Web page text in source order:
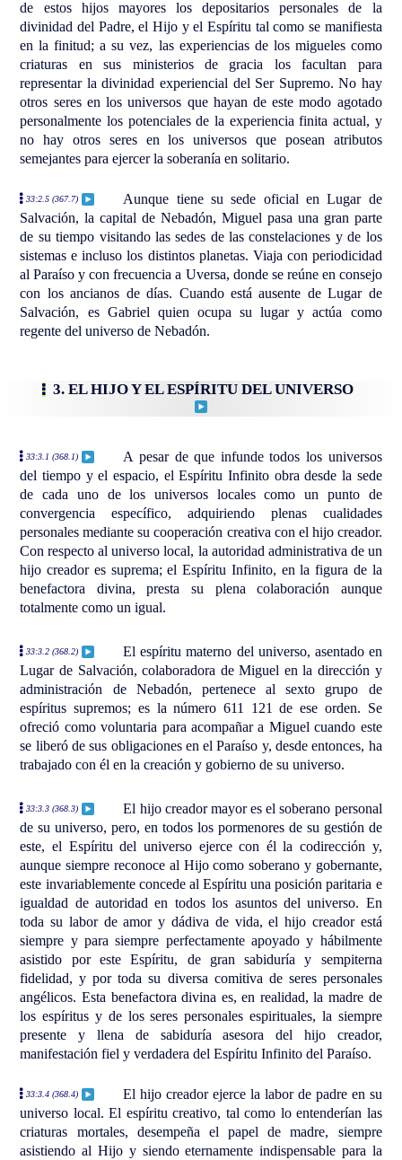
de estos hijos mayores los depositarios personales de la
divinidad del Padre, el Hijo y el Espíritu tal como se manifiesta
en la finitud; a su vez, las experiencias de los migueles como
criaturas en sus ministerios de gracia los facultan para
representar la divinidad experiencial del Ser Supremo. No hay
otros seres en los universos que hayan de este modo agotado
personalmente los potenciales de la experiencia finita actual, y
no hay otros seres en los universos que posean atributos
semejantes para ejercer la soberanía en solitario.
33:2.5 (367.7)
Aunque tiene su sede oficial en Lugar de
Salvación, la capital de Nebadón, Miguel pasa una gran parte
de su tiempo visitando las sedes de las constelaciones y de los
sistemas e incluso los distintos planetas. Viaja con periodicidad
al Paraíso y con frecuencia a Uversa, donde se reúne en consejo
con los ancianos de días. Cuando está ausente de Lugar de
Salvación, es Gabriel quien ocupa su lugar y actúa como
regente del universo de Nebadón.
3. EL HIJO Y EL ESPÍRITU DEL UNIVERSO
33:3.1 (368.1)
A pesar de que infunde todos los universos
del tiempo y el espacio, el Espíritu Infinito obra desde la sede
de cada uno de los universos locales como un punto de
convergencia específico, adquiriendo plenas cualidades
personales mediante su cooperación creativa con el hijo creador.
Con respecto al universo local, la autoridad administrativa de un
hijo creador es suprema; el Espíritu Infinito, en la figura de la
benefactora divina, presta su plena colaboración aunque
totalmente como un igual.
33:3.2 (368.2)
El espíritu materno del universo, asentado en
Lugar de Salvación, colaboradora de Miguel en la dirección y
administración de Nebadón, pertenece al sexto grupo de
espíritus supremos; es la número 611 121 de ese orden. Se
ofreció como voluntaria para acompañar a Miguel cuando este
se liberó de sus obligaciones en el Paraíso y, desde entonces, ha
trabajado con él en la creación y gobierno de su universo.
33:3.3 (368.3)
El hijo creador mayor es el soberano personal
de su universo, pero, en todos los pormenores de su gestión de
este, el Espíritu del universo ejerce con él la codirección y,
aunque siempre reconoce al Hijo como soberano y gobernante,
este invariablemente concede al Espíritu una posición paritaria e
igualdad de autoridad en todos los asuntos del universo. En
toda su labor de amor y dádiva de vida, el hijo creador está
siempre y para siempre perfectamente apoyado y hábilmente
asistido por este Espíritu, de gran sabiduría y sempiterna
fidelidad, y por toda su diversa comitiva de seres personales
angélicos. Esta benefactora divina es, en realidad, la madre de
los espíritus y de los seres personales espirituales, la siempre
presente y llena de sabiduría asesora del hijo creador,
manifestación fiel y verdadera del Espíritu Infinito del Paraíso.
33:3.4 (368.4)
El hijo creador ejerce la labor de padre en su
universo local. El espíritu creativo, tal como lo entenderían las
criaturas mortales, desempeña el papel de madre, siempre
asistiendo al Hijo y siendo eternamente indispensable para la